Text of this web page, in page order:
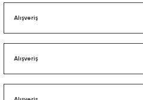
Alışveriş
Alışveriş